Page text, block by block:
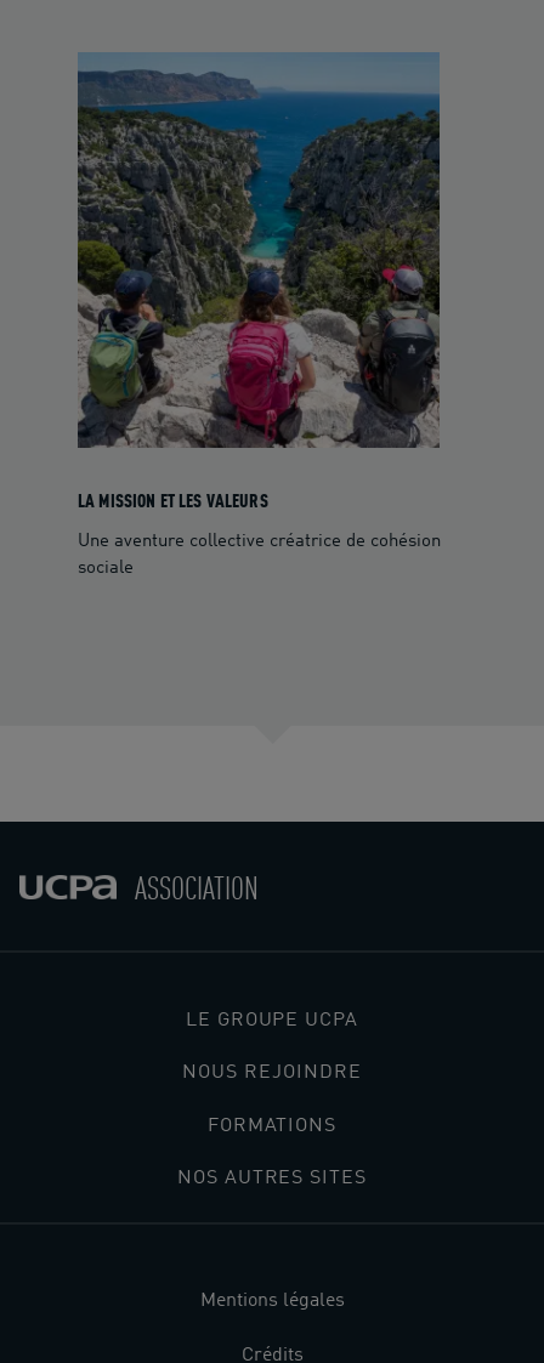
LA MISSION ET LES VALEURS
Une aventure collective créatrice de cohésion
sociale
ASSOCIATION
LE GROUPE UCPA
NOUS REJOINDRE
FORMATIONS
NOS AUTRES SITES
Mentions légales
Crédits